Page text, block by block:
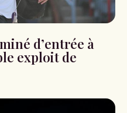
d’entrée à
exploit de